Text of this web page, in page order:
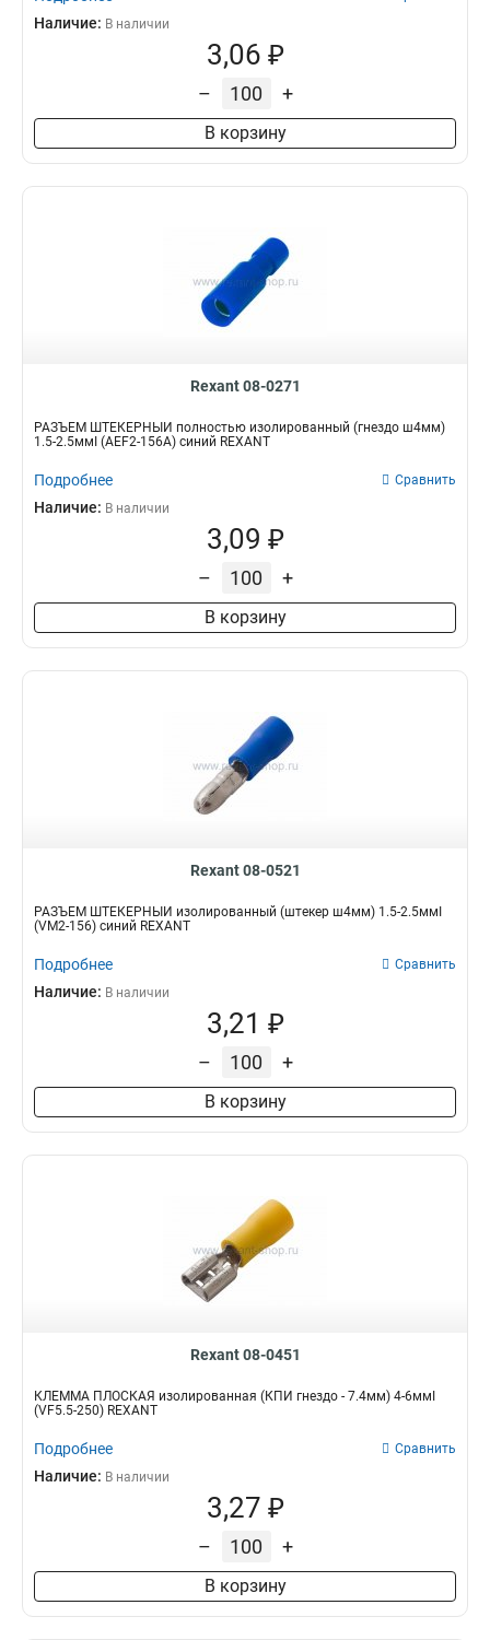
Наличие: В наличии
3,06 ₽
– +
В корзину
Rexant 08-0271
РАЗЪЁМ ШТЕКЕРНЫЙ полностью изолированный (гнездо ш4мм)
1.5-2.5ммІ (AEF2-156A) синий REXANT
Подробнее Сравнить
Наличие: В наличии
3,09 ₽
– +
В корзину
Rexant 08-0521
РАЗЪЁМ ШТЕКЕРНЫЙ изолированный (штекер ш4мм) 1.5-2.5ммІ
(VM2-156) синий REXANT
Подробнее Сравнить
Наличие: В наличии
3,21 ₽
– +
В корзину
Rexant 08-0451
КЛЕММА ПЛОСКАЯ изолированная (КПИ гнездо - 7.4мм) 4-6ммІ
(VF5.5-250) REXANT
Подробнее Сравнить
Наличие: В наличии
3,27 ₽
– +
В корзину